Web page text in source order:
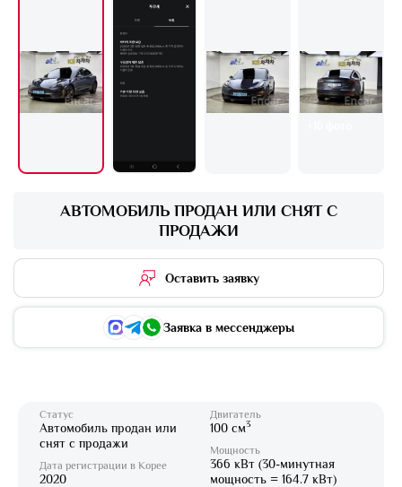
АВТОМОБИЛЬ ПРОДАН ИЛИ СНЯТ С
ПРОДАЖИ
Оставить заявку
Заявка в мессенджеры
Статус
Автомобиль продан или
снят с продажи
Дата регистрации в Корее
2020
Двигатель
100 см3
Мощность
366 кВт (30-минутная
мощность = 164.7 кВт)